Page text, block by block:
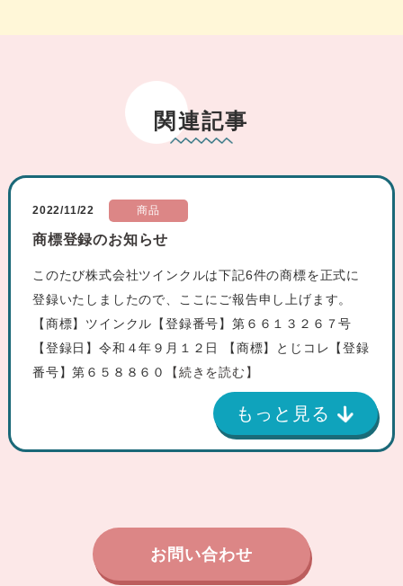
関連記事
2022/11/22 商品
商標登録のお知らせ
このたび株式会社ツインクルは下記6件の商標を正式に
登録いたしましたので、ここにご報告申し上げます。
【商標】ツインクル【登録番号】第６６１３２６７号
【登録日】令和４年９月１２日 【商標】とじコレ【登録
番号】第６５８８６０
【続きを読む】
お問い合わせ